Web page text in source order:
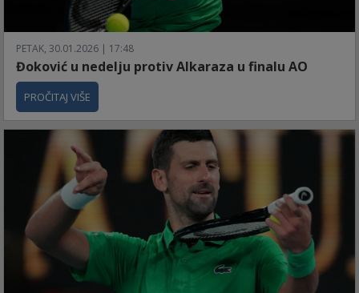
PETAK, 30.01.2026 | 17:48
Đoković u nedelju protiv Alkaraza u finalu AO
PROČITAJ VIŠE